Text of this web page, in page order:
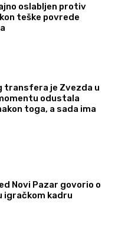
oslabljen protiv
teške povrede
transfera je Zvezda u
odustala
toga, a sada ima
Novi Pazar govorio o
igračkom kadru